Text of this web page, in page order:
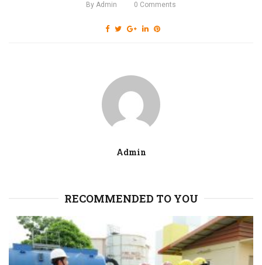
By Admin 0 Comments
Admin
RECOMMENDED TO YOU